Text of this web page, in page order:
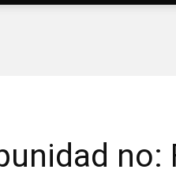
no: